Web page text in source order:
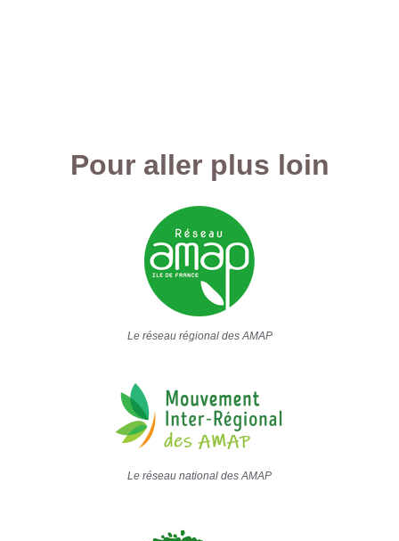
Pour aller plus loin
Le réseau régional des AMAP
Le réseau national des AMAP